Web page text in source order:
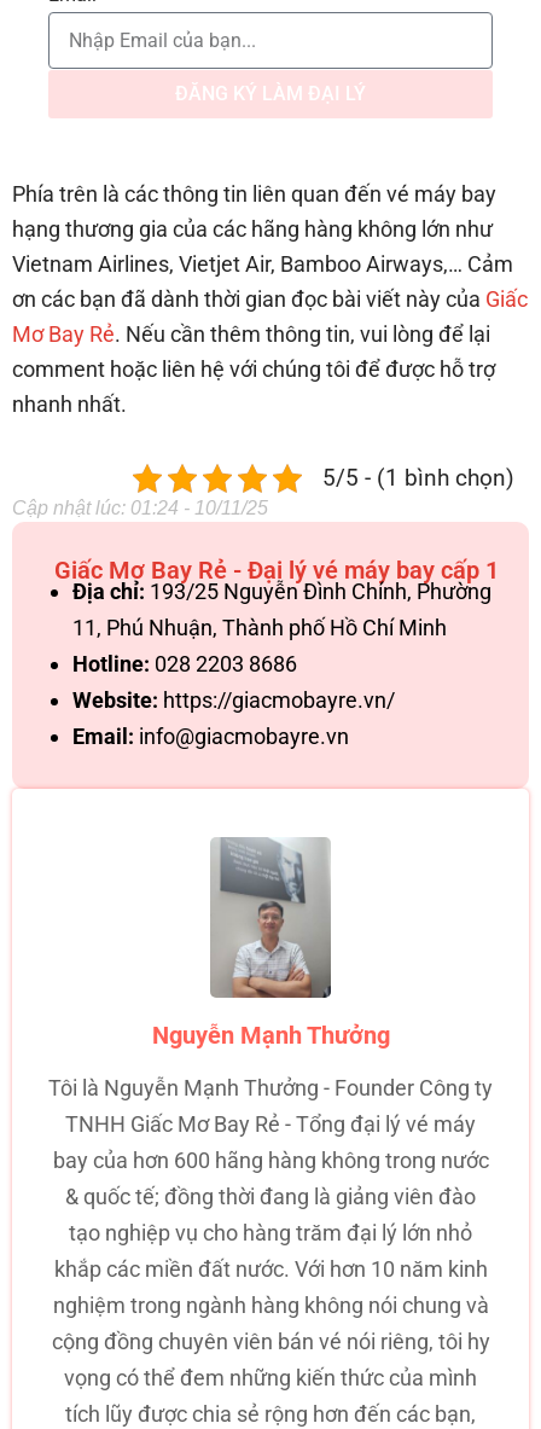
ĐĂNG KÝ LÀM ĐẠI LÝ
Phía trên là các thông tin liên quan đến vé máy bay
hạng thương gia của các hãng hàng không lớn như
Vietnam Airlines, Vietjet Air, Bamboo Airways,… Cảm
ơn các bạn đã dành thời gian đọc bài viết này của Giấc
Mơ Bay Rẻ. Nếu cần thêm thông tin, vui lòng để lại
comment hoặc liên hệ với chúng tôi để được hỗ trợ
nhanh nhất.
5/5 - (1 bình chọn)
Cập nhật lúc: 01:24 - 10/11/25
Giấc Mơ Bay Rẻ - Đại lý vé máy bay cấp 1
Địa chỉ: 193/25 Nguyễn Đình Chính, Phường
11, Phú Nhuận, Thành phố Hồ Chí Minh
Hotline: 028 2203 8686
Website: https://giacmobayre.vn/
Email: info@giacmobayre.vn
Nguyễn Mạnh Thưởng
Tôi là Nguyễn Mạnh Thưởng - Founder Công ty
TNHH Giấc Mơ Bay Rẻ - Tổng đại lý vé máy
bay của hơn 600 hãng hàng không trong nước
& quốc tế; đồng thời đang là giảng viên đào
tạo nghiệp vụ cho hàng trăm đại lý lớn nhỏ
khắp các miền đất nước. Với hơn 10 năm kinh
nghiệm trong ngành hàng không nói chung và
cộng đồng chuyên viên bán vé nói riêng, tôi hy
vọng có thể đem những kiến thức của mình
tích lũy được chia sẻ rộng hơn đến các bạn,